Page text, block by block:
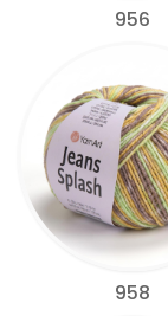
956
958